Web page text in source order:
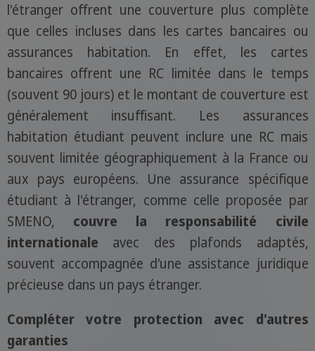
l'étranger offrent une couverture plus complète
que celles incluses dans les cartes bancaires ou
assurances habitation. En effet, les cartes
bancaires offrent une RC limitée dans le temps
(souvent 90 jours) et le montant de couverture est
généralement insuffisant. Les assurances
habitation étudiant peuvent inclure une RC mais
souvent limitée géographiquement à la France ou
aux pays européens. Une assurance spécifique
étudiant à l'étranger, comme celle proposée par
SMENO, couvre la responsabilité civile
internationale avec des plafonds adaptés,
souvent accompagnée d'une assistance juridique
précieuse dans un pays étranger.
Compléter votre protection avec d'autres
garanties